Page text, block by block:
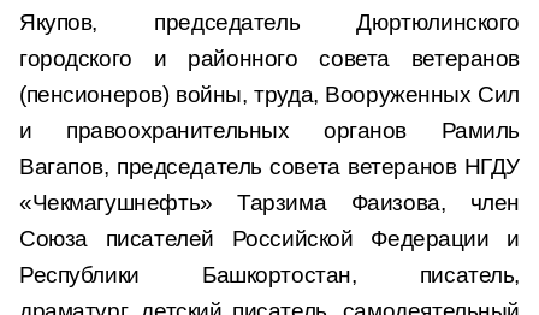
Якупов, председатель Дюртюлинского
городского и районного совета ветеранов
(пенсионеров) войны, труда, Вооруженных Сил
и правоохранительных органов Рамиль
Вагапов, председатель совета ветеранов НГДУ
«Чекмагушнефть» Тарзима Фаизова, член
Союза писателей Российской Федерации и
Республики Башкортостан, писатель,